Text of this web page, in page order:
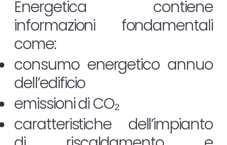
Energetica contiene
informazioni fondamentali
come:
consumo energetico annuo
dell’edificio
emissioni di CO₂
caratteristiche dell’impianto